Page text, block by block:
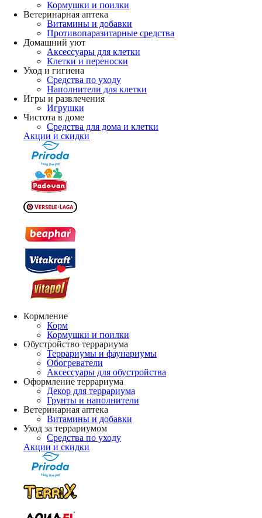
Кормушки и поилки
Ветеринарная аптека
Витамины и добавки
Противопаразитарные средства
Домашний уют
Аксессуары для клетки
Клетки и переноски
Уход и гигиена
Средства по уходу
Наполнители для клетки
Игры и развлечения
Игрушки
Чистота в доме
Средства для дома и клетки
Акции и скидки
Кормление
Корм
Кормушки и поилки
Обустройство террариума
Террариумы и фаунариумы
Обогреватели
Аксессуары для обустройства
Оформление террариума
Декор для террариума
Грунты и наполнители
Ветеринарная аптека
Витамины и добавки
Уход за террариумом
Средства по уходу
Акции и скидки